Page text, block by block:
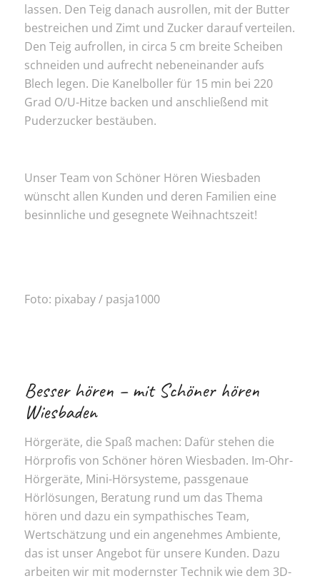
lassen. Den Teig danach ausrollen, mit der Butter
bestreichen und Zimt und Zucker darauf verteilen.
Den Teig aufrollen, in circa 5 cm breite Scheiben
schneiden und aufrecht nebeneinander aufs
Blech legen. Die Kanelboller für 15 min bei 220
Grad O/U-Hitze backen und anschließend mit
Puderzucker bestäuben.
Unser Team von Schöner Hören Wiesbaden
wünscht allen Kunden und deren Familien eine
besinnliche und gesegnete Weihnachtszeit!
Foto: pixabay / pasja1000
Besser hören – mit Schöner hören
Wiesbaden
Hörgeräte, die Spaß machen: Dafür stehen die
Hörprofis von Schöner hören Wiesbaden. Im-Ohr-
Hörgeräte, Mini-Hörsysteme, passgenaue
Hörlösungen, Beratung rund um das Thema
hören und dazu ein sympathisches Team,
Wertschätzung und ein angenehmes Ambiente,
das ist unser Angebot für unsere Kunden. Dazu
arbeiten wir mit modernster Technik wie dem 3D-